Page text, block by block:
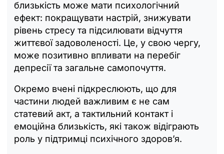
близькість може мати психологічний
ефект: покращувати настрій, знижувати
рівень стресу та підсилювати відчуття
життєвої задоволеності. Це, у свою чергу,
може позитивно впливати на перебіг
депресії та загальне самопочуття.
Окремо вчені підкреслюють, що для
частини людей важливим є не сам
статевий акт, а тактильний контакт і
емоційна близькість, які також відіграють
роль у підтримці психічного здоров’я.